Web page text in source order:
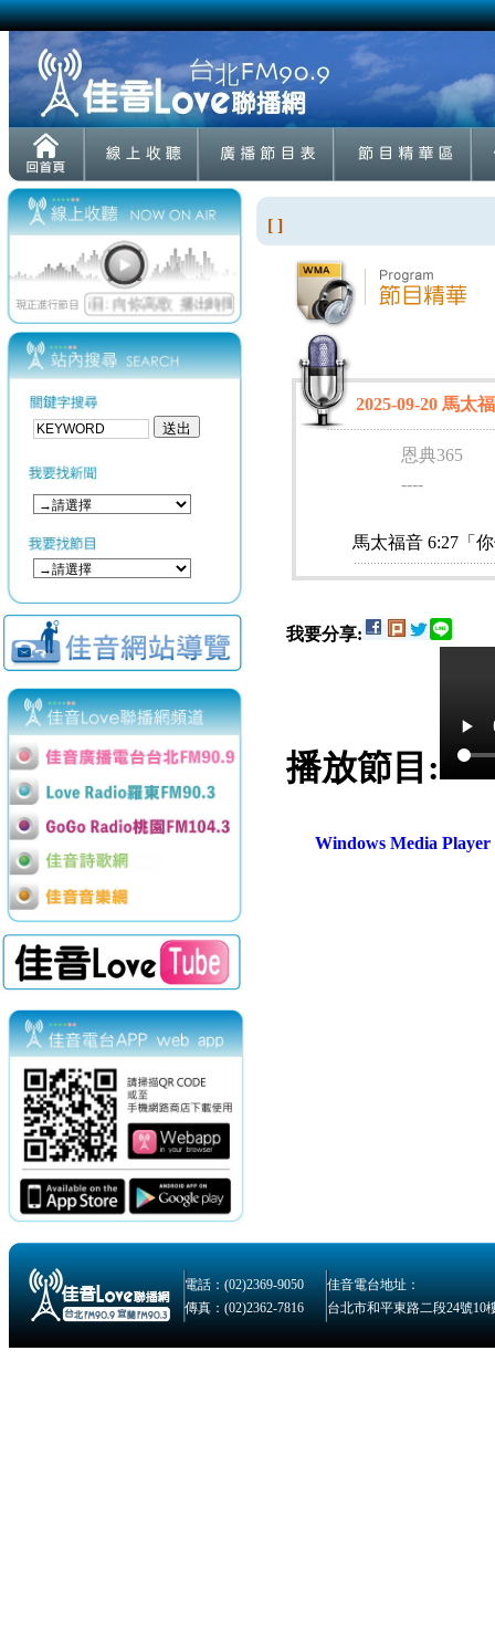
[ ]
2025-09-20 馬太
恩典365
----
馬太福音 6:27「
我要分享:
播放節目:
Windows Media
電話：(02)2369-9050
佳音電台地址：
傳真：(02)2362-7816
台北市和平東路二段24號10